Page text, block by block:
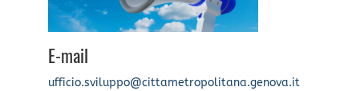
E-mail
ufficio.sviluppo@cittametropolitana.genova.it